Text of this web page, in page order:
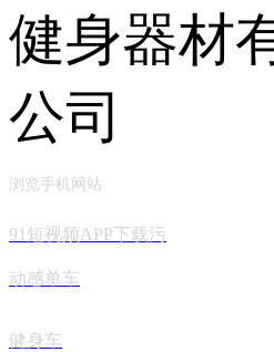
浏览手机网站
91短视频APP下载污
动感单车
健身车